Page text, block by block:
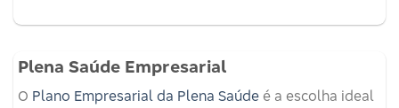
Plena Saúde Empresarial
O Plano Empresarial da Plena Saúde é a escolha ideal